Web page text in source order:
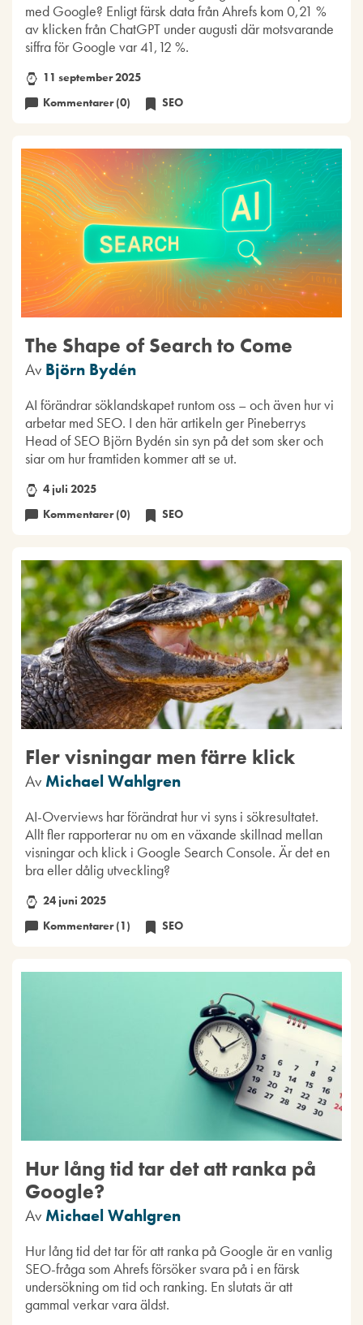
med Google? Enligt färsk data från Ahrefs kom 0,21 %
av klicken från ChatGPT under augusti där motsvarande
siffra för Google var 41,12 %.
11 september 2025
Kommentarer (0)
SEO
The Shape of Search to Come
Av Björn Bydén
AI förändrar söklandskapet runtom oss – och även hur vi
arbetar med SEO. I den här artikeln ger Pineberrys
Head of SEO Björn Bydén sin syn på det som sker och
siar om hur framtiden kommer att se ut.
4 juli 2025
Kommentarer (0)
SEO
Fler visningar men färre klick
Av Michael Wahlgren
AI-Overviews har förändrat hur vi syns i sökresultatet.
Allt fler rapporterar nu om en växande skillnad mellan
visningar och klick i Google Search Console. Är det en
bra eller dålig utveckling?
24 juni 2025
Kommentarer (1)
SEO
Hur lång tid tar det att ranka på
Google?
Av Michael Wahlgren
Hur lång tid det tar för att ranka på Google är en vanlig
SEO-fråga som Ahrefs försöker svara på i en färsk
undersökning om tid och ranking. En slutats är att
gammal verkar vara äldst.